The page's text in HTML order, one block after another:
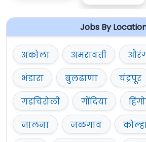
Jobs By
अकोला अमरावती
भंडारा
बुलढाणा चंद्रपूर
गडचिरोली
गोंदिया
जालना
जळगाव